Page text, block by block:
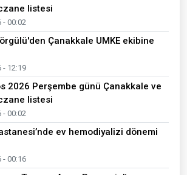
listesi
- 00:02
Çanakkale UMKE ekibine
- 12:19
2026 Perşembe günü Çanakkale ve
listesi
- 00:02
ev hemodiyalizi dönemi
- 00:16